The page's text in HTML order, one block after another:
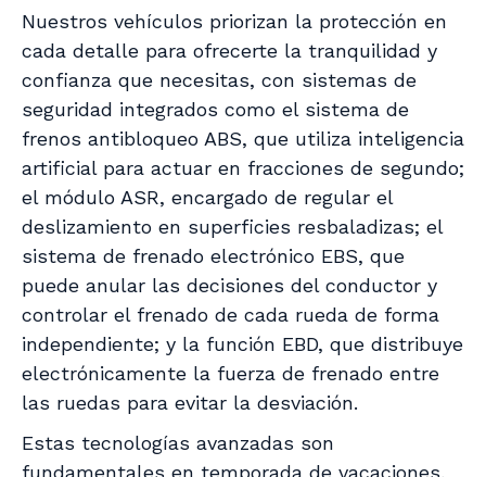
Nuestros vehículos priorizan la protección en
cada detalle para ofrecerte la tranquilidad y
confianza que necesitas, con sistemas de
seguridad integrados como el sistema de
frenos antibloqueo ABS, que utiliza inteligencia
artificial para actuar en fracciones de segundo;
el módulo ASR, encargado de regular el
deslizamiento en superficies resbaladizas; el
sistema de frenado electrónico EBS, que
puede anular las decisiones del conductor y
controlar el frenado de cada rueda de forma
independiente; y la función EBD, que distribuye
electrónicamente la fuerza de frenado entre
las ruedas para evitar la desviación.
Estas tecnologías avanzadas son
fundamentales en temporada de vacaciones,